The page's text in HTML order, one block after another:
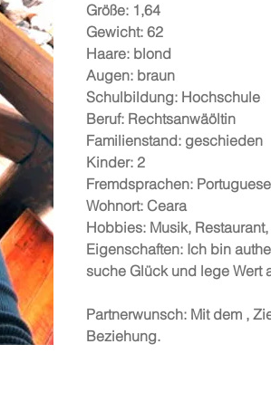
Größe: 1,64
Gewicht: 62
Haare: blond
Augen: braun
Schulbildung: Hochschule
Beruf: Rechtsanwäöltin
Familienstand: geschieden
Kinder: 2
Fremdsprachen: Portuguese
Wohnort: Ceara
Hobbies: Musik,
Eigenschaften: Ich bin
suche Glück und lege Wert
Partnerwunsch: Mit dem ,
Beziehung.